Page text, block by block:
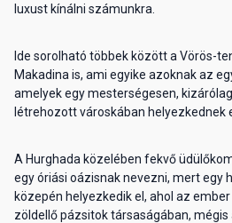
luxust kínálni számunkra.
Ide sorolható többek között a Vörös-
Makadina is, ami egyike azoknak az
amelyek egy mesterségesen,
létrehozott városkában helyezkednek
A Hurghada közelében fekvő
egy óriási oázisnak nevezni, mert egy
közepén helyezkedik el, ahol az
zöldellő pázsitok társaságában,